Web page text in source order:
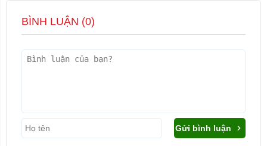
BÌNH LUẬN (0)
Gửi bình luận